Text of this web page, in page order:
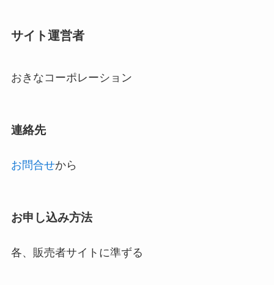
サイト運営者
おきなコーポレーション
連絡先
お問合せから
お申し込み方法
各、販売者サイトに準ずる